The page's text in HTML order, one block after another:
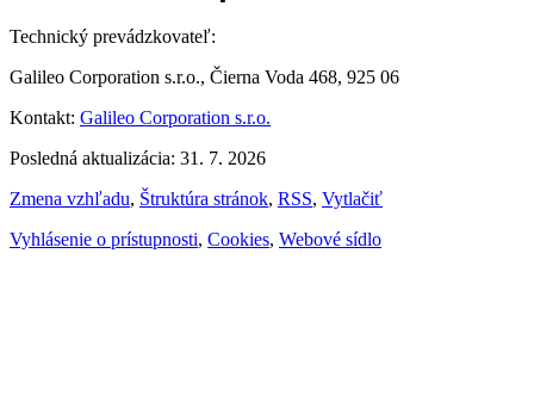
Technický prevádzkovateľ:
Galileo Corporation s.r.o., Čierna Voda 468, 925 06
Kontakt: Galileo Corporation s.r.o.
Posledná aktualizácia: 31. 7. 2026
Zmena vzhľadu, Štruktúra stránok, RSS, Vytlačiť
Vyhlásenie o prístupnosti, Cookies, Webové sídlo